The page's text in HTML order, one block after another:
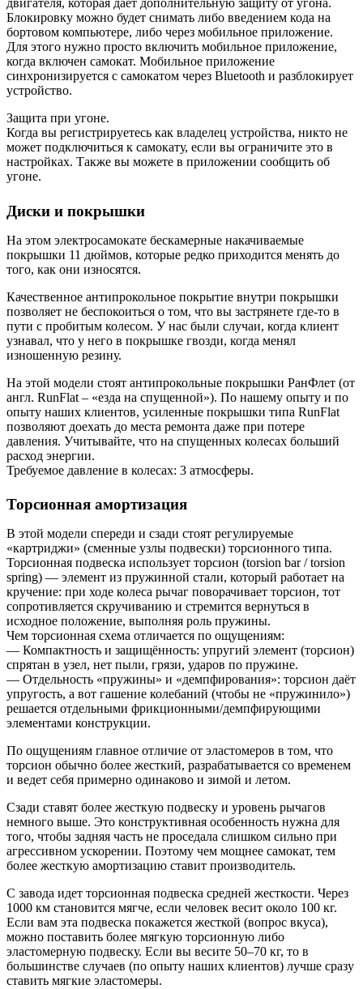
двигателя, которая дает дополнительную защиту от угона.
Блокировку можно будет снимать либо введением кода на
бортовом компьютере, либо через мобильное приложение.
Для этого нужно просто включить мобильное приложение,
когда включен самокат. Мобильное приложение
синхронизируется с самокатом через Bluetooth и разблокирует
устройство.
Защита при угоне.
Когда вы регистрируетесь как владелец устройства, никто не
может подключиться к самокату, если вы ограничите это в
настройках. Также вы можете в приложении сообщить об
угоне.
Диски и покрышки
На этом электросамокате бескамерные накачиваемые
покрышки 11 дюймов, которые редко приходится менять до
того, как они износятся.
Качественное антипрокольное покрытие внутри покрышки
позволяет не беспокоиться о том, что вы застрянете где-то в
пути с пробитым колесом. У нас были случаи, когда клиент
узнавал, что у него в покрышке гвозди, когда менял
изношенную резину.
На этой модели стоят антипрокольные покрышки РанФлет (от
англ. RunFlat – «езда на спущенной»). По нашему опыту и по
опыту наших клиентов, усиленные покрышки типа RunFlat
позволяют доехать до места ремонта даже при потере
давления. Учитывайте, что на спущенных колесах больший
расход энергии.
Требуемое давление в колесах: 3 атмосферы.
Торсионная амортизация
В этой модели спереди и сзади стоят регулируемые
«картриджи» (сменные узлы подвески) торсионного типа.
Торсионная подвеска использует торсион (torsion bar / torsion
spring) — элемент из пружинной стали, который работает на
кручение: при ходе колеса рычаг поворачивает торсион, тот
сопротивляется скручиванию и стремится вернуться в
исходное положение, выполняя роль пружины.
Чем торсионная схема отличается по ощущениям:
— Компактность и защищённость: упругий элемент (торсион)
спрятан в узел, нет пыли, грязи, ударов по пружине.
— Отдельность «пружины» и «демпфирования»: торсион даёт
упругость, а вот гашение колебаний (чтобы не «пружинило»)
решается отдельными фрикционными/демпфирующими
элементами конструкции.
По ощущениям главное отличие от эластомеров в том, что
торсион обычно более жесткий, разрабатывается со временем
и ведет себя примерно одинаково и зимой и летом.
Сзади ставят более жесткую подвеску и уровень рычагов
немного выше. Это конструктивная особенность нужна для
того, чтобы задняя часть не проседала слишком сильно при
агрессивном ускорении. Поэтому чем мощнее самокат, тем
более жесткую амортизацию ставит производитель.
С завода идет торсионная подвеска средней жесткости. Через
1000 км становится мягче, если человек весит около 100 кг.
Если вам эта подвеска покажется жесткой (вопрос вкуса),
можно поставить более мягкую торсионную либо
эластомерную подвеску. Если вы весите 50–70 кг, то в
большинстве случаев (по опыту наших клиентов) лучше сразу
ставить мягкие эластомеры.